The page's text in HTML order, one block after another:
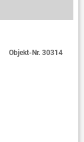
Objekt-Nr.30314